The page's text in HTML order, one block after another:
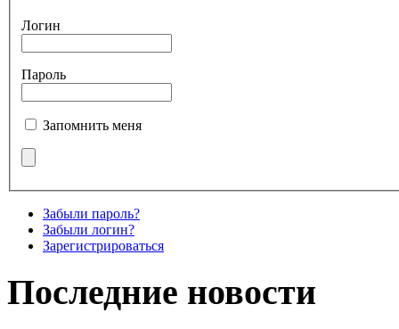
Логин
Пароль
Запомнить меня
Забыли пароль?
Забыли логин?
Зарегистрироваться
Последние новости